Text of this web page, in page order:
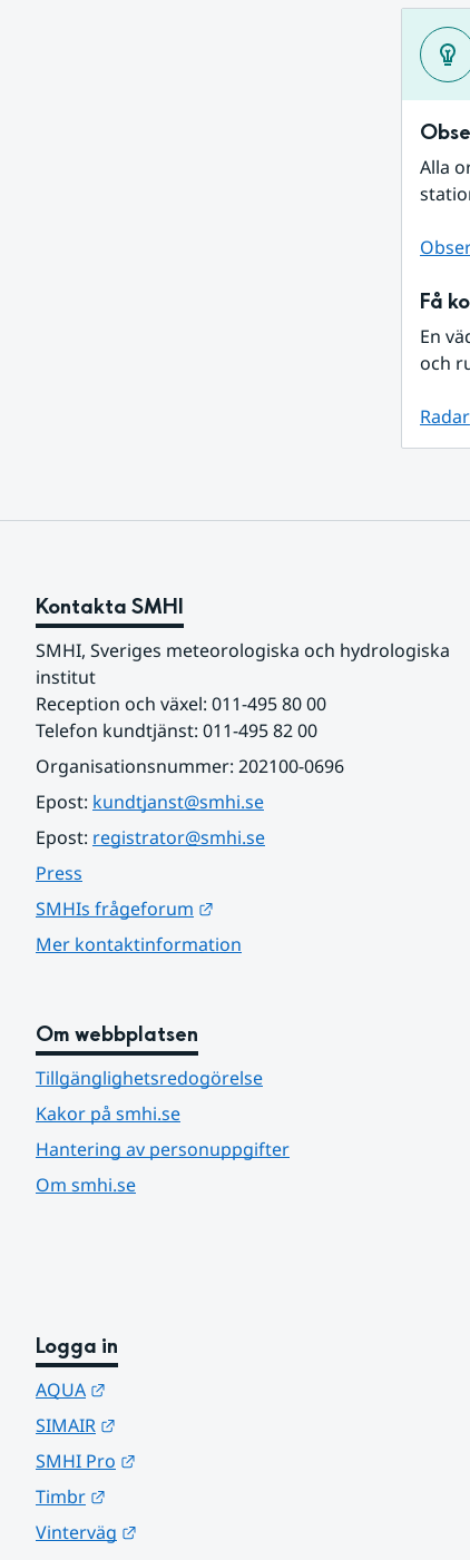
Alla
Få
En
och
Radar
Kontakta SMHI
SMHI, Sveriges meteorologiska och hydrologiska
institut
Reception och växel: 011-495 80 00
Telefon kundtjänst: 011-495 82 00
Organisationsnummer: 202100-0696
Epost: kundtjanst@smhi.se
Epost: registrator@smhi.se
Press
SMHIs frågeforum
Mer kontaktinformation
Om webbplatsen
Tillgänglighetsredogörelse
Kakor på smhi.se
Hantering av personuppgifter
Om smhi.se
Logga in
AQUA
SIMAIR
SMHI Pro
Timbr
Vinterväg